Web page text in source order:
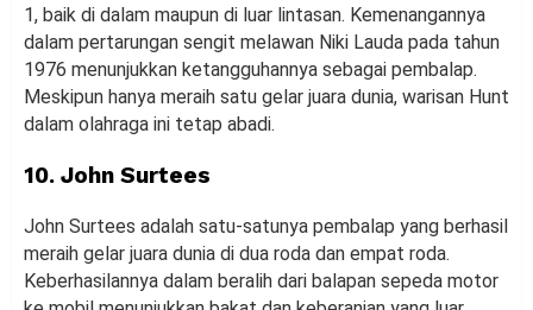
1, baik di dalam maupun di luar lintasan. Kemenangannya
dalam pertarungan sengit melawan Niki Lauda pada tahun
1976 menunjukkan ketangguhannya sebagai pembalap.
Meskipun hanya meraih satu gelar juara dunia, warisan Hunt
dalam olahraga ini tetap abadi.
10. John Surtees
John Surtees adalah satu-satunya pembalap yang berhasil
meraih gelar juara dunia di dua roda dan empat roda.
Keberhasilannya dalam beralih dari balapan sepeda motor